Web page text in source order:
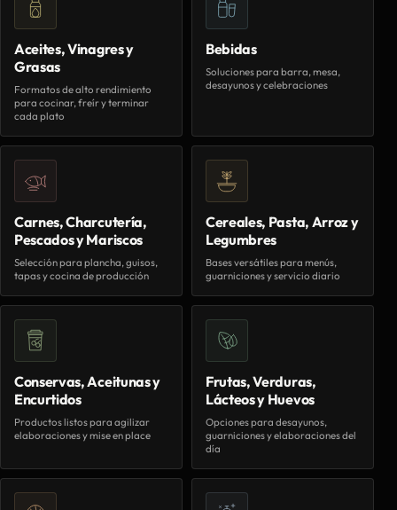
Aceites, Vinagres y
Grasas
Formatos de alto rendimiento
para cocinar, freír y terminar
cada plato
Bebidas
Soluciones para barra, mesa,
desayunos y celebraciones
Carnes, Charcutería,
Pescados y Mariscos
Selección para plancha, guisos,
tapas y cocina de producción
Cereales, Pasta, Arroz y
Legumbres
Bases versátiles para menús,
guarniciones y servicio diario
Conservas, Aceitunas y
Encurtidos
Productos listos para agilizar
elaboraciones y mise en place
Frutas, Verduras,
Lácteos y Huevos
Opciones para desayunos,
guarniciones y elaboraciones del
día